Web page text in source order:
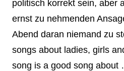
politisch korrekt sein, aber
ernst zu nehmenden
Abend daran niemand zu
songs about ladies, girls
song is a good song about